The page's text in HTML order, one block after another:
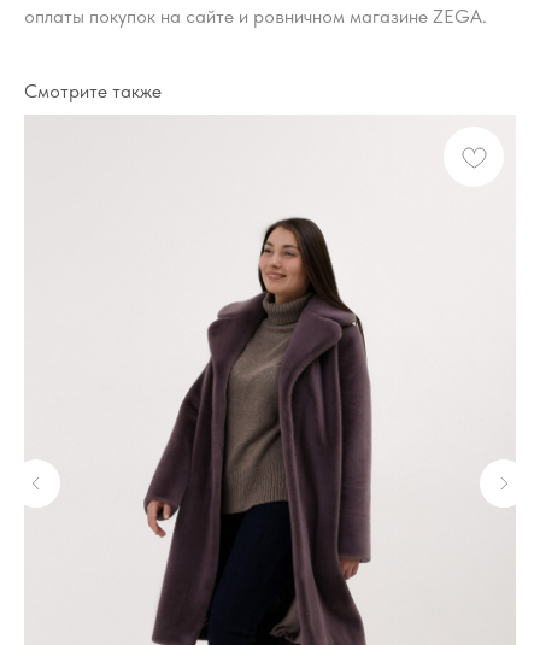
оплаты покупок на сайте и ровничном магазине ZEGA.
Смотрите также